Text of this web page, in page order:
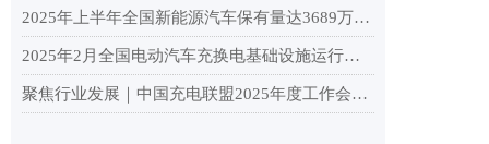
2025年上半年全国新能源汽车保有量达3689万辆，纯电动汽车保有量2553.9万辆
2025年2月全国电动汽车充换电基础设施运行情况
聚焦行业发展｜中国充电联盟2025年度工作会议在杭州顺利召开！